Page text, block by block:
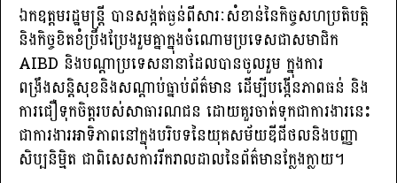
ឯកឧត្តមរដ្ឋមន្រ្តី បានសង្កត់ធ្ងន់ពីសារៈសំខាន់នៃកិច្ចសហប្រតិបត្តិ
និងកិច្ចខិតខំប្រឹងប្រែងរួមគ្នាក្នុងចំណោមប្រទេសជាសមាជិក
AIBD និងបណ្តាប្រទេសនានាដែលបានចូលរួម ក្នុងការ
ពង្រឹងសនិ្តសុខនិងសណ្តាប់ធ្នាប់ព័ត៌មាន ដើម្បីបង្កើនភាពធន់ និង
ការជឿទុកចិត្តរបស់សាធារណជន ដោយគួរចាត់ទុកជាការងារនេះ
ជាការងារអាទិភាពនៅក្នុងបរិបទនៃយុគសម័យឌីជីថលនិងបញ្ញា
សិប្បនិម្មិត ជាពិសេសការរីករាលដាលនៃព័ត៌មានក្លែងក្លាយ។